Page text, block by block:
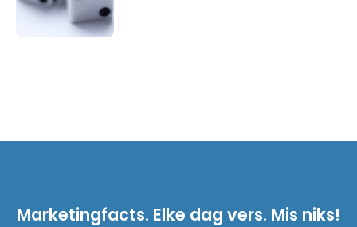
Marketingfacts. Elke dag vers. Mis niks!